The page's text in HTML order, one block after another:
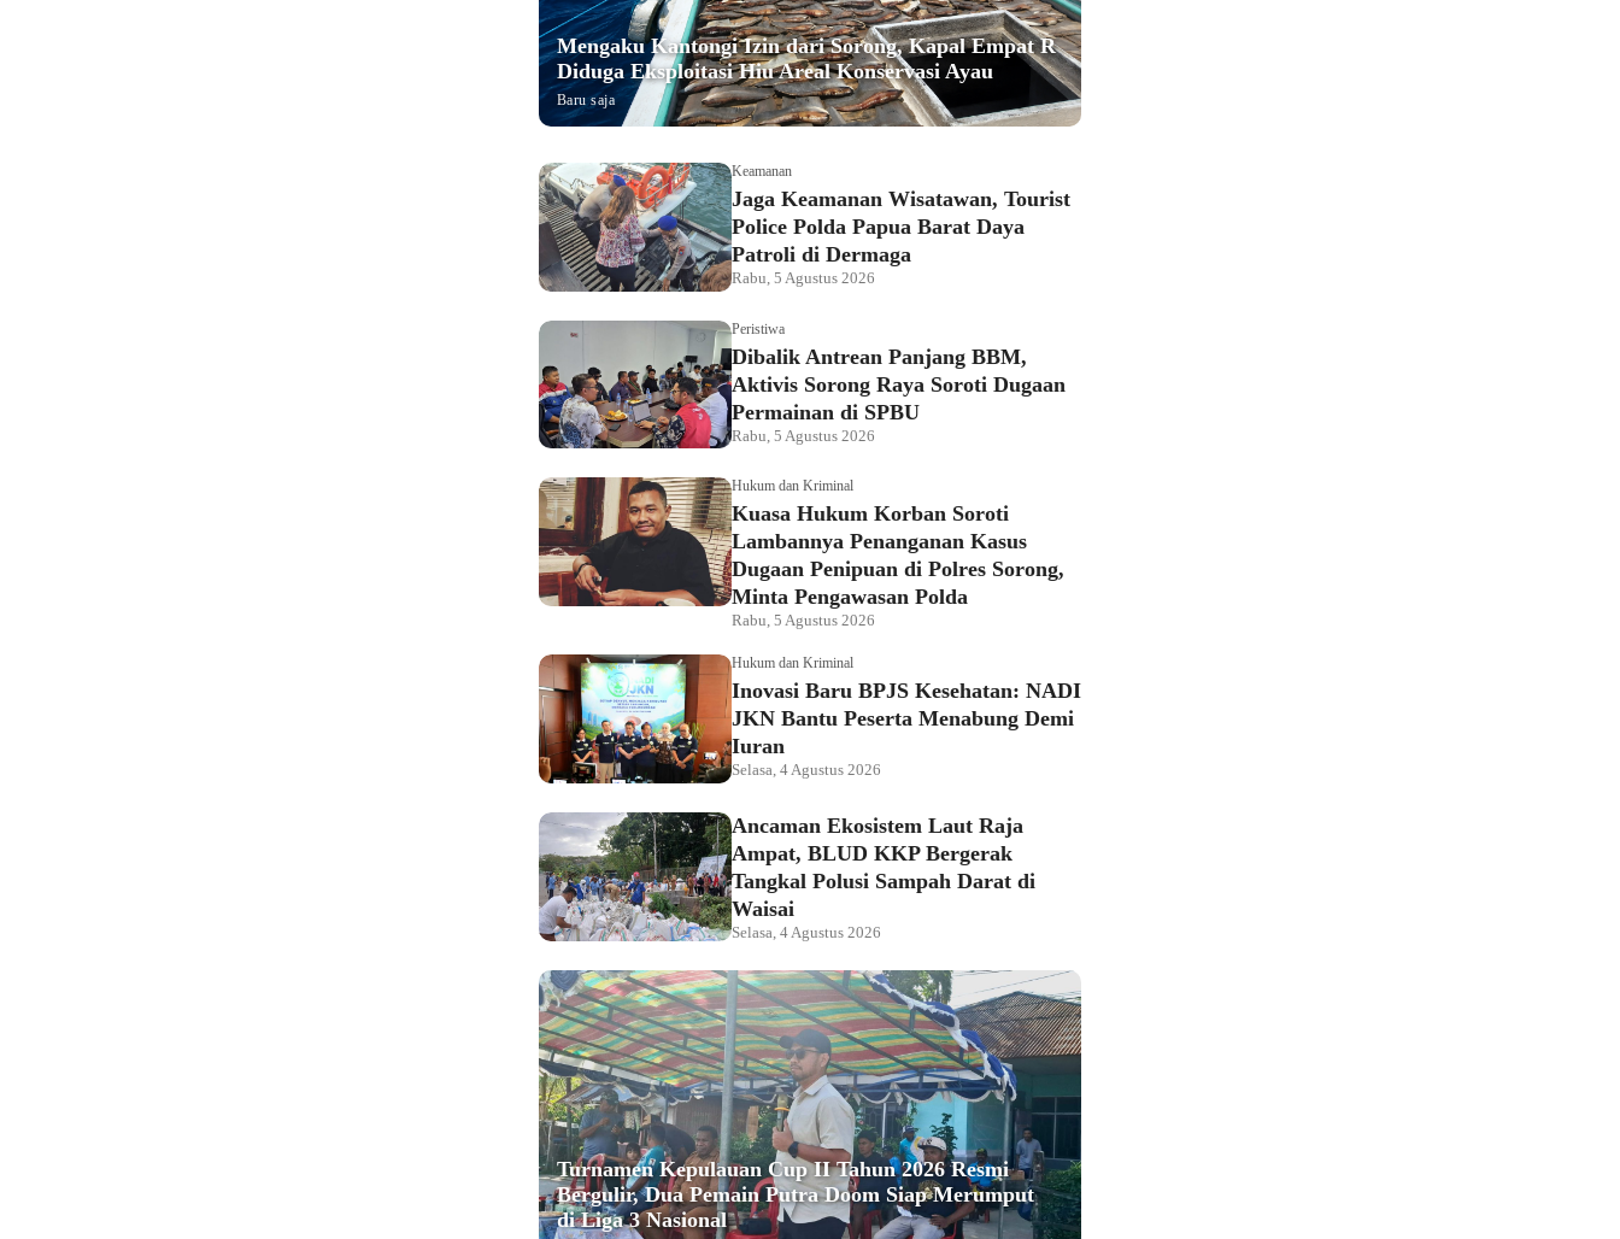
Mengaku Kantongi Izin dari Sorong, Kapal Empat R
Diduga Eksploitasi Hiu Areal Konservasi Ayau
Baru saja
Keamanan
Jaga Keamanan Wisatawan, Tourist
Police Polda Papua Barat Daya
Patroli di Dermaga
Rabu, 5 Agustus 2026
Peristiwa
Dibalik Antrean Panjang BBM,
Aktivis Sorong Raya Soroti Dugaan
Permainan di SPBU
Rabu, 5 Agustus 2026
Hukum dan Kriminal
Kuasa Hukum Korban Soroti
Lambannya Penanganan Kasus
Dugaan Penipuan di Polres Sorong,
Minta Pengawasan Polda
Rabu, 5 Agustus 2026
Hukum dan Kriminal
Inovasi Baru BPJS Kesehatan: NADI
JKN Bantu Peserta Menabung Demi
Iuran
Selasa, 4 Agustus 2026
Ancaman Ekosistem Laut Raja
Ampat, BLUD KKP Bergerak
Tangkal Polusi Sampah Darat di
Waisai
Selasa, 4 Agustus 2026
Turnamen Kepulauan Cup II Tahun 2026 Resmi
Bergulir, Dua Pemain Putra Doom Siap Merumput
di Liga 3 Nasional